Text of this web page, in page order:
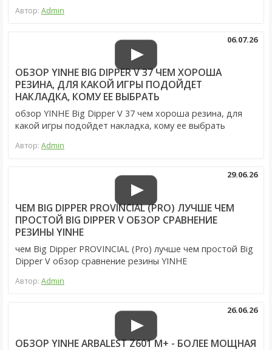
Автор: Admin
ОБЗОР YINHE BIG DIPPER V 37 ЧЕМ ХОРОША
РЕЗИНА, ДЛЯ КАКОЙ ИГРЫ ПОДОЙДЕТ
НАКЛАДКА, КОМУ ЕЕ ВЫБРАТЬ
06.07.26
обзор YINHE Big Dipper V 37 чем хороша резина, для
какой игры подойдет накладка, кому ее выбрать
Автор: Admin
ЧЕМ BIG DIPPER PROVINCIAL (PRO) ЛУЧШЕ ЧЕМ
ПРОСТОЙ BIG DIPPER V ОБЗОР СРАВНЕНИЕ
РЕЗИНЫ YINHE
29.06.26
чем Big Dipper PROVINCIAL (Pro) лучше чем простой Big
Dipper V обзор сравнение резины YINHE
Автор: Admin
ОБЗОР YINHE ARBALEST Z601 M+ - БОЛЕЕ МОЩНАЯ
26.06.26